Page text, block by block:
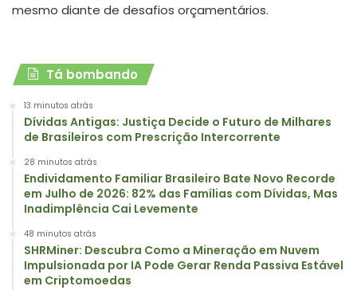
mesmo diante de desafios orçamentários.
Tá bombando
13 minutos atrás
Dívidas Antigas: Justiça Decide o Futuro de Milhares
de Brasileiros com Prescrição Intercorrente
28 minutos atrás
Endividamento Familiar Brasileiro Bate Novo Recorde
em Julho de 2026: 82% das Famílias com Dívidas, Mas
Inadimplência Cai Levemente
48 minutos atrás
SHRMiner: Descubra Como a Mineração em Nuvem
Impulsionada por IA Pode Gerar Renda Passiva Estável
em Criptomoedas